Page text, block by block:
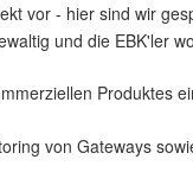
vor - hier sind wir
und die EBK'ler
Produktes
von Gateways